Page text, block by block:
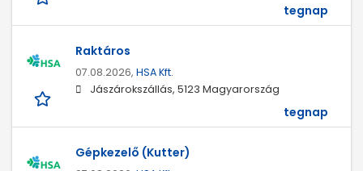
tegnap
Raktáros
07.08.2026, HSA Kft.
Jászárokszállás, 5123 Magyarország
tegnap
Gépkezelő (Kutter)